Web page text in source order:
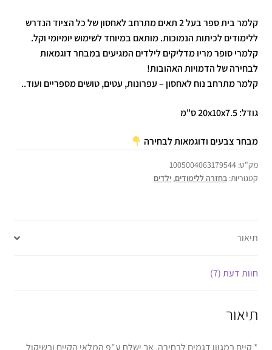
קלמר בית ספר בעל 2 תאים מתרחב לאחסון של כל הציוד הנדרש
ללימודים לכיתות הנמוכות. מותאם במיוחד לשימוש יומיומי וקל.
קלמרי סופר מריו מדליקים לילדים המגיעים במבחר דוגמאות
לבחירה של הדמויות האהובות!
קלמר מתרחב נוח לאחסון – עפרונות, עטים, טושים מספריים ועוד..
גודל: 20x10x7.5 ס"מ
מבחר צבעים ודוגמאות לבחירה
מק"ט: 1005004063179544
קטגוריות: בחזרה ללימודים, ילדים
תיאור
חוות דעת (7)
תיאור
* קיים במגוון דגמים לבחירה, אך ישלח ע"פ המלאי הקיים ובשיקול